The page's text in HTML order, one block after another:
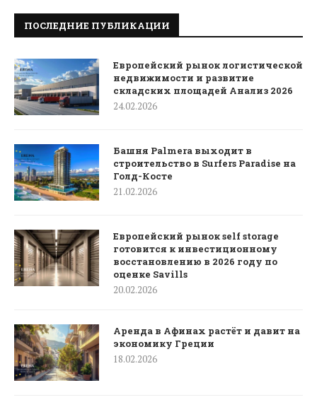
ПОСЛЕДНИЕ ПУБЛИКАЦИИ
Европейский рынок логистической
недвижимости и развитие
складских площадей Анализ 2026
24.02.2026
Башня Palmera выходит в
строительство в Surfers Paradise на
Голд-Косте
21.02.2026
Европейский рынок self storage
готовится к инвестиционному
восстановлению в 2026 году по
оценке Savills
20.02.2026
Аренда в Афинах растёт и давит на
экономику Греции
18.02.2026